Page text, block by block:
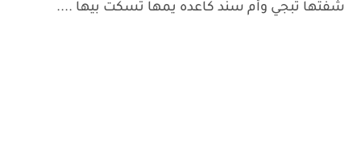
شفتها تبجي وأم سند كاعده يمها تسكت بيها ....